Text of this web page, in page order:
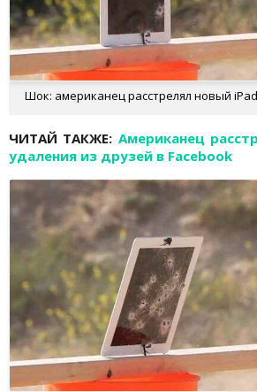
Шок: американец расстрелял новый
ЧИТАЙ ТАКЖЕ: Американец
удаления из друзей в Facebook